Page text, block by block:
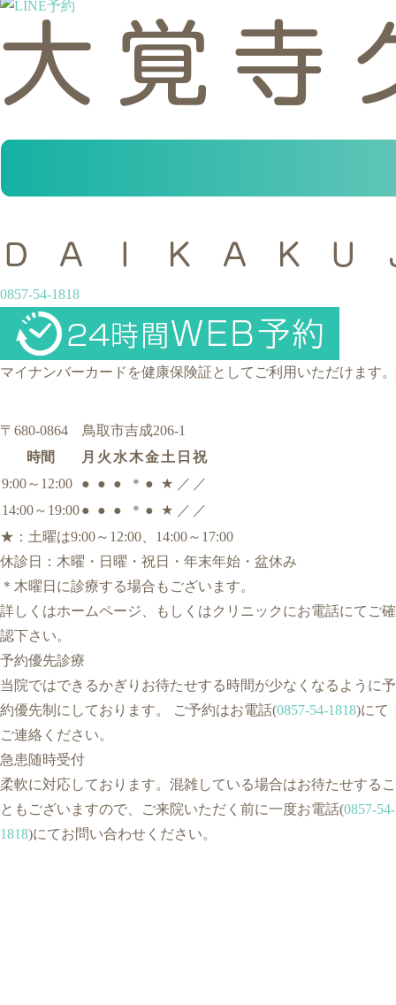
0857-54-1818
マイナンバーカードを健康保険証としてご利用いただけます。
〒680-0864 鳥取市吉成206-1
時間
月 火 水木金土 日 祝
9:00～12:00
● ● ● ＊ ● ★ ／ ／
14:00～19:00● ● ● ＊ ● ★ ／ ／
★ ：土曜は9:00～12:00、14:00～17:00
休診日：木曜・日曜・祝日・年末年始・盆休み
＊ 木曜日に診療する場合もございます。
詳しくはホームページ、もしくはクリニックにお電話にてご確
認下さい。
予約優先診療
当院ではできるかぎりお待たせする時間が少なくなるように予
約優先制にしております。 ご予約はお電話(0857-54-1818)にて
ご連絡ください。
急患随時受付
柔軟に対応しております。混雑している場合はお待たせするこ
ともございますので、ご来院いただく前に一度お電話(0857-54-
1818)にてお問い合わせください。